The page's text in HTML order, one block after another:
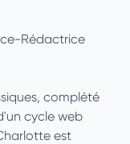
Rédactrice
complété
cycle web
est